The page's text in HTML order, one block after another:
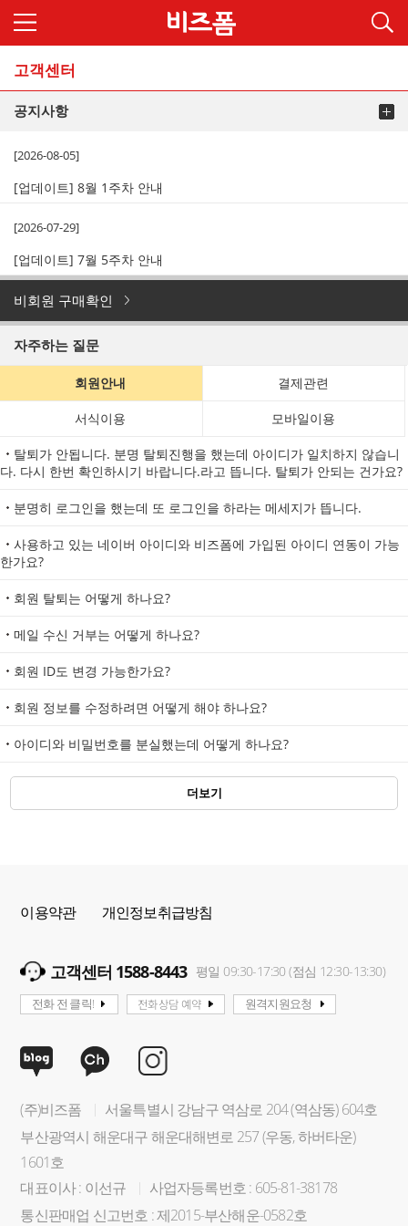
고객센터
공지사항
[2026-08-05]
[업데이트] 8월 1주차 안내
[2026-07-29]
[업데이트] 7월 5주차 안내
비회원 구매확인
자주하는 질문
회원안내 결제관련
서식이용 모바일이용
탈퇴가 안됩니다. 분명 탈퇴진행을 했는데 아이디가 일치하지 않습니
다. 다시 한번 확인하시기 바랍니다.라고 뜹니다. 탈퇴가 안되는 건가요?
분명히 로그인을 했는데 또 로그인을 하라는 메세지가 뜹니다.
사용하고 있는 네이버 아이디와 비즈폼에 가입된 아이디 연동이 가능
한가요?
회원 탈퇴는 어떻게 하나요?
메일 수신 거부는 어떻게 하나요?
회원 ID도 변경 가능한가요?
회원 정보를 수정하려면 어떻게 해야 하나요?
아이디와 비밀번호를 분실했는데 어떻게 하나요?
더보기
이용약관 개인정보취급방침
고객센터 1588-8443 평일 09:30-17:30 (점심 12:30-13:30)
전화 전 클릭! 전화상담 예약 원격지원요청
(주)비즈폼
서울특별시 강남구 역삼로 204 (역삼동) 604호
부산광역시 해운대구 해운대해변로 257 (우동, 하버타운)
1601호
대표이사 : 이선규
사업자등록번호 : 605-81-38178
통신판매업 신고번호 : 제2015-부산해운-0582호